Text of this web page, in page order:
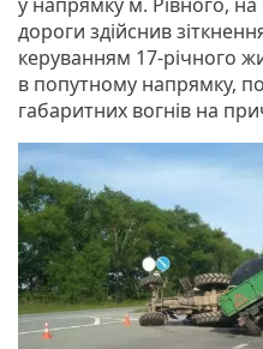
дороги здійснив
керуванням 17-річного
в попутному напрямку,
габаритних вогнів на